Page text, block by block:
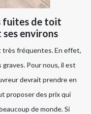
fuites de toit
environs
très fréquentes. En effet,
Pour nous, il est
devrait prendre en
proposer des prix qui
de monde. Si